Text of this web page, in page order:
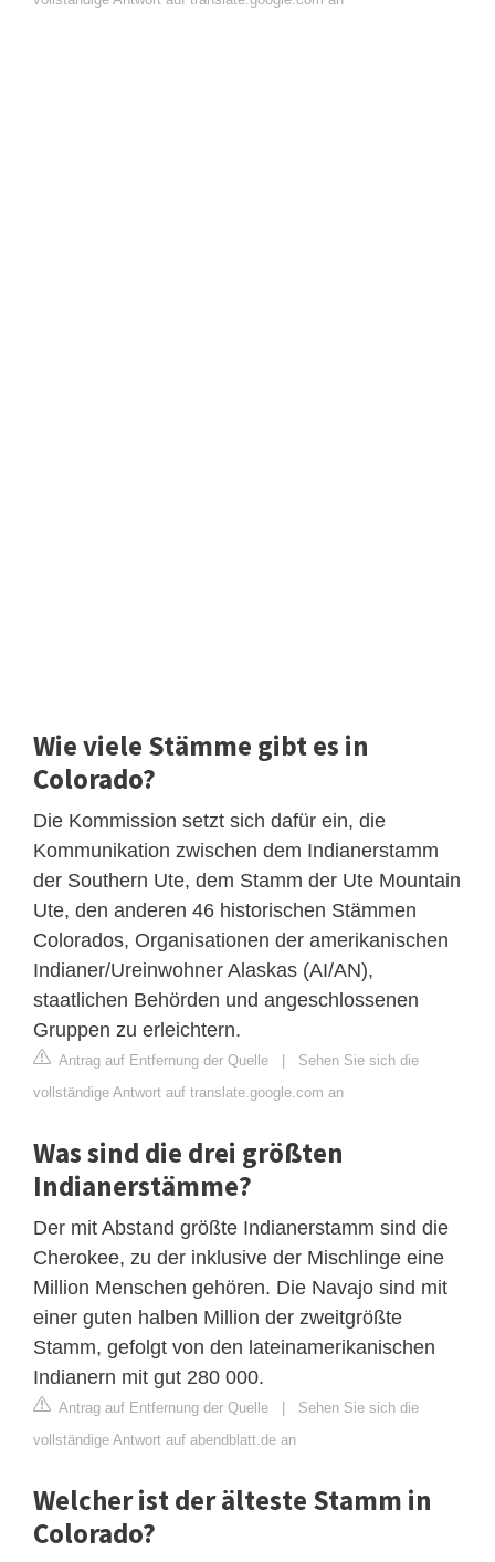
Wie viele Stämme gibt es in
Colorado?
Die Kommission setzt sich dafür ein, die
Kommunikation zwischen dem Indianerstamm
der Southern Ute, dem Stamm der Ute Mountain
Ute, den anderen 46 historischen Stämmen
Colorados, Organisationen der amerikanischen
Indianer/Ureinwohner Alaskas (AI/AN),
staatlichen Behörden und angeschlossenen
Gruppen zu erleichtern.
Antrag auf Entfernung der Quelle | Sehen Sie sich die
vollständige Antwort auf translate.google.com an
Was sind die drei größten
Indianerstämme?
Der mit Abstand größte Indianerstamm sind die
Cherokee, zu der inklusive der Mischlinge eine
Million Menschen gehören. Die Navajo sind mit
einer guten halben Million der zweitgrößte
Stamm, gefolgt von den lateinamerikanischen
Indianern mit gut 280 000.
Antrag auf Entfernung der Quelle | Sehen Sie sich die
vollständige Antwort auf abendblatt.de an
Welcher ist der älteste Stamm in
Colorado?